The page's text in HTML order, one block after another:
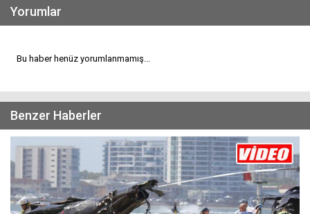
Yorumlar
Bu haber henüz yorumlanmamış...
Benzer Haberler